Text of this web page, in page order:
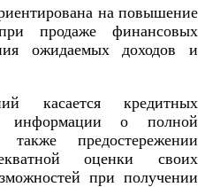
на повышение
продаже финансовых
ожидаемых доходов и
касается кредитных
информации о полной
предостережении
оценки своих
при получении